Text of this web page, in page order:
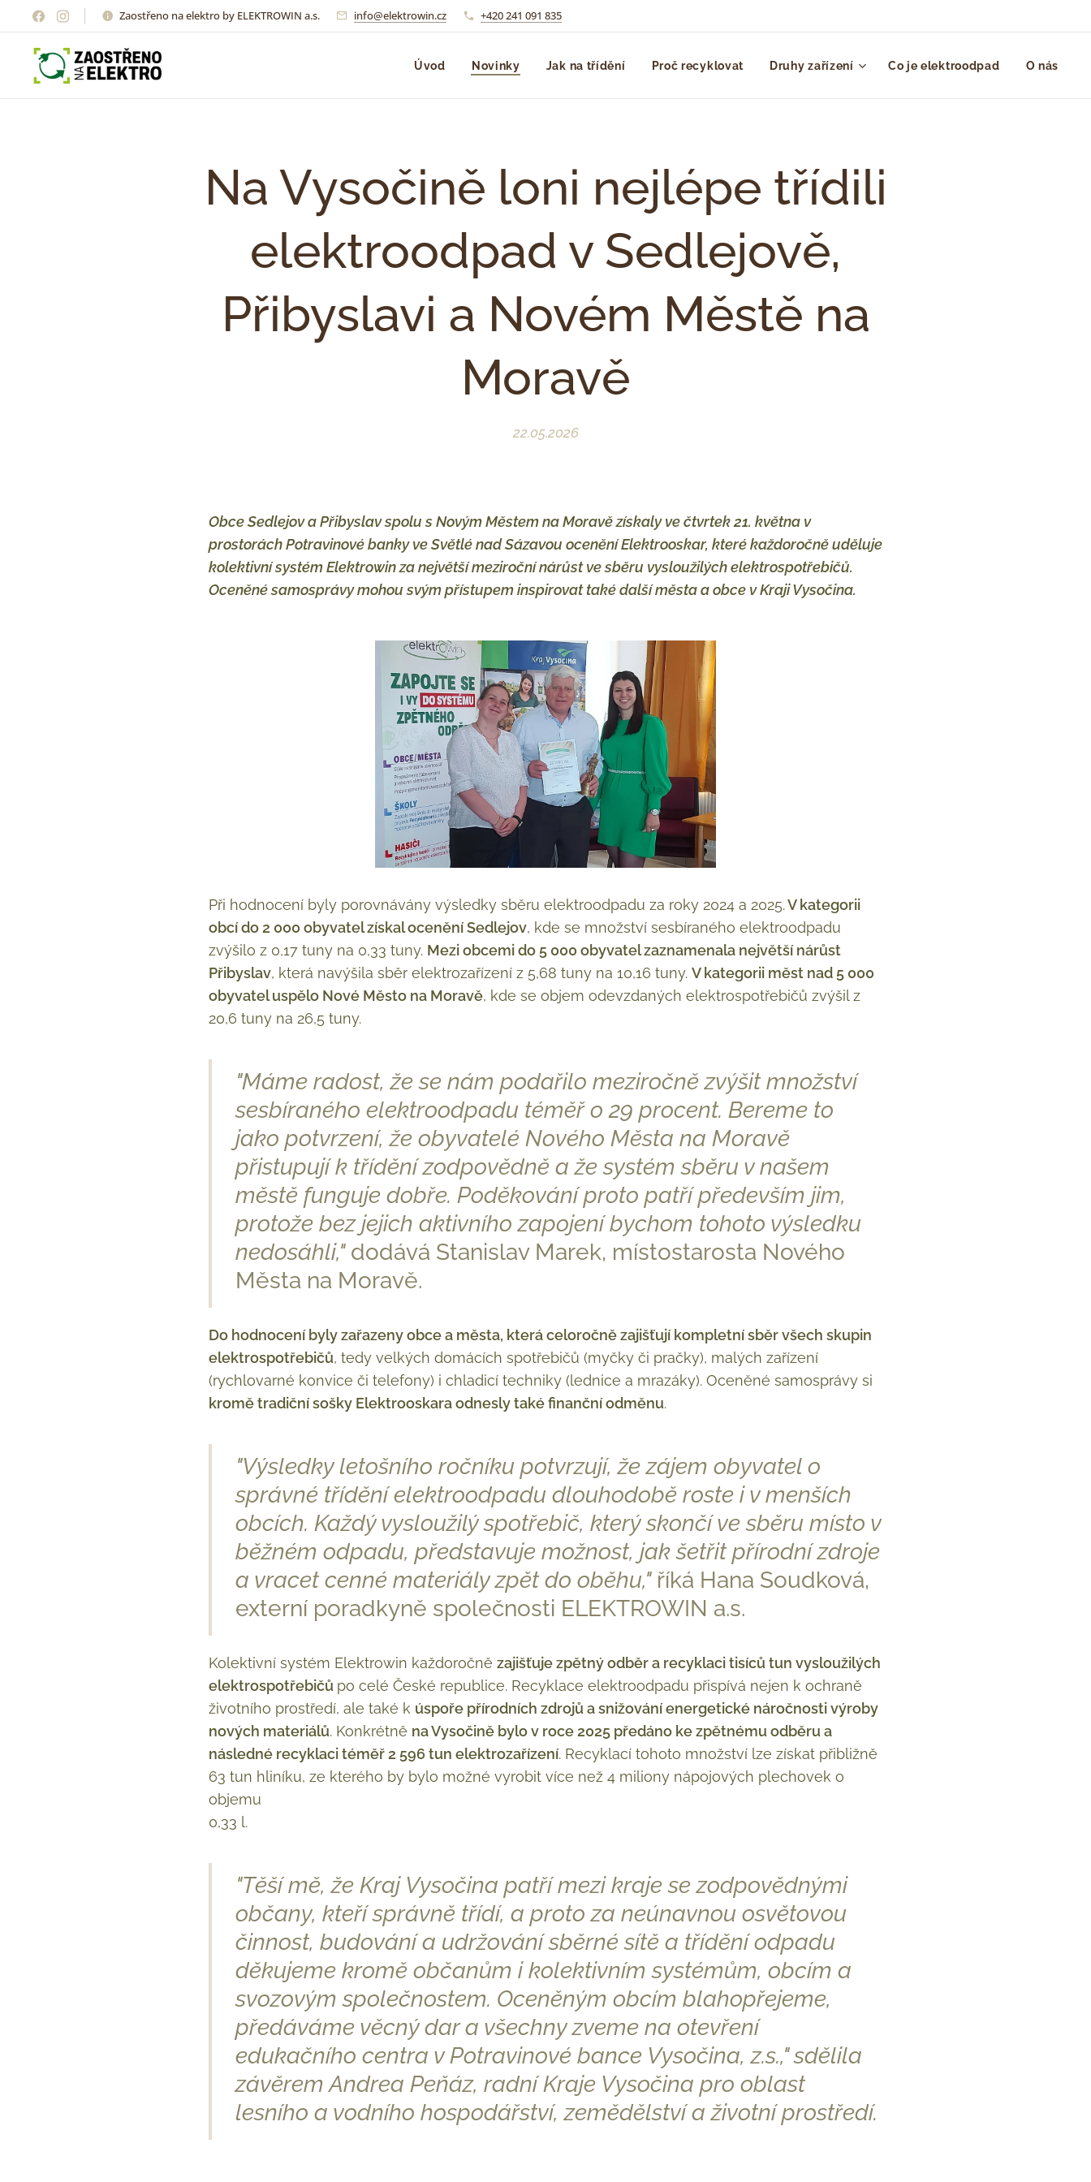
Zaostřeno na elektro by ELEKTROWIN a.s. info@elektrowin.cz +420 241 091 835
Úvod Novinky Jak na třídění Proč recyklovat Druhy zařízení Co je elektroodpad O nás
Na Vysočině loni nejlépe třídili
elektroodpad v Sedlejově,
Přibyslavi a Novém Městě na
Moravě
22.05.2026
Obce Sedlejov a Přibyslav spolu s Novým Městem na Moravě získaly ve čtvrtek 21. května v
prostorách Potravinové banky ve Světlé nad Sázavou ocenění Elektrooskar, které každoročně uděluje
kolektivní systém Elektrowin za největší meziroční nárůst ve sběru vysloužilých elektrospotřebičů.
Oceněné samosprávy mohou svým přístupem inspirovat také další města a obce v Kraji Vysočina.
Při hodnocení byly porovnávány výsledky sběru elektroodpadu za roky 2024 a 2025.V kategorii
obcí do 2 000 obyvatel získal ocenění Sedlejov, kde se množství sesbíraného elektroodpadu
zvýšilo z 0,17 tuny na 0,33 tuny. Mezi obcemi do 5 000 obyvatel zaznamenala největší nárůst
Přibyslav, která navýšila sběr elektrozařízení z 5,68 tuny na 10,16 tuny. V kategorii měst nad 5 000
obyvatel uspělo Nové Město na Moravě, kde se objem odevzdaných elektrospotřebičů zvýšil z
20,6 tuny na 26,5 tuny.
"Máme radost, že se nám podařilo meziročně zvýšit množství
sesbíraného elektroodpadu téměř o 29 procent. Bereme to
jako potvrzení, že obyvatelé Nového Města na Moravě
přistupují k třídění zodpovědně a že systém sběru v našem
městě funguje dobře. Poděkování proto patří především jim,
protože bez jejich aktivního zapojení bychom tohoto výsledku
nedosáhli,"dodává Stanislav Marek, místostarosta Nového
Města na Moravě.
Do hodnocení byly zařazeny obce a města, která celoročně zajišťují kompletní sběr všech skupin
elektrospotřebičů, tedy velkých domácích spotřebičů (myčky či pračky), malých zařízení
(rychlovarné konvice či telefony) i chladicí techniky (lednice a mrazáky). Oceněné samosprávy si
kromě tradiční sošky Elektrooskara odnesly také finanční odměnu.
"Výsledky letošního ročníku potvrzují, že zájem obyvatel o
správné třídění elektroodpadu dlouhodobě roste i v menších
obcích. Každý vysloužilý spotřebič, který skončí ve sběru místo v
běžném odpadu, představuje možnost, jak šetřit přírodní zdroje
a vracet cenné materiály zpět do oběhu,"říká Hana Soudková,
externí poradkyně společnosti ELEKTROWIN a.s.
Kolektivní systém Elektrowin každoročně zajišťuje zpětný odběr a recyklaci tisíců tun vysloužilých
elektrospotřebičů po celé České republice. Recyklace elektroodpadu přispívá nejen k ochraně
životního prostředí, ale také k úspoře přírodních zdrojů a snižování energetické náročnosti výroby
nových materiálů. Konkrétně na Vysočině bylo v roce 2025 předáno ke zpětnému odběru a
následné recyklaci téměř 2 596 tun elektrozařízení. Recyklací tohoto množství lze získat přibližně
63 tun hliníku, ze kterého by bylo možné vyrobit více než 4 miliony nápojových plechovek o
objemu
0,33 l.
"Těší mě, že Kraj Vysočina patří mezi kraje se zodpovědnými
občany, kteří správně třídí, a proto za neúnavnou osvětovou
činnost, budování a udržování sběrné sítě a třídění odpadu
děkujeme kromě občanům i kolektivním systémům, obcím a
svozovým společnostem. Oceněným obcím blahopřejeme,
předáváme věcný dar a všechny zveme na otevření
edukačního centra v Potravinové bance Vysočina, z.s.," sdělila
závěrem Andrea Peňáz, radní Kraje Vysočina pro oblast
lesního a vodního hospodářství, zemědělství a životní prostředí.